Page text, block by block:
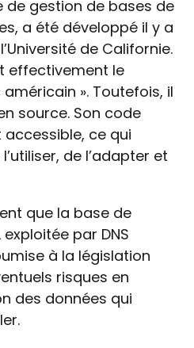
de gestion de bases de
a été développé il y a
de Californie.
effectivement le
». Toutefois, il
source. Son code
ce qui
de l’adapter et
que la base de
par DNS
à la législation
risques en
des données qui